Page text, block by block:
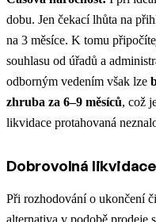
dobu. Jen čekací lhůta na
na 3 měsíce. K tomu
souhlasu od úřadů a
odborným vedením však lze
zhruba za 6–9 měsíců, což
likvidace protahovaná
Dobrovolná
Při rozhodování o ukončení
alternativa v podobě prodeje